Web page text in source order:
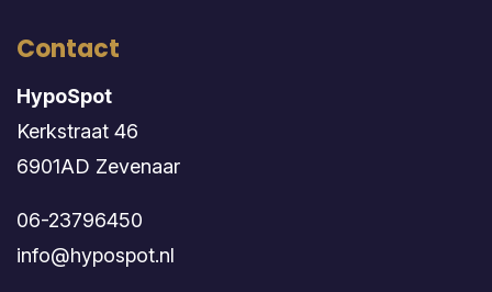
Contact
HypoSpot
Kerkstraat 46
6901AD Zevenaar
06-23796450
info@hypospot.nl